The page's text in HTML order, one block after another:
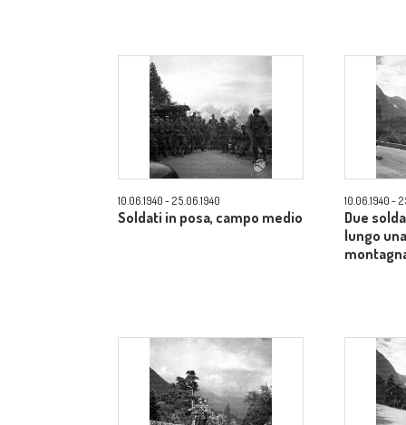
10.06.1940 - 25.06.1940
Soldati in posa, campo medio
10.06.1940 -
Due
lungo